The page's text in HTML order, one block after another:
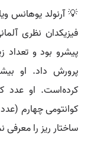
فیزیکدان نظری
پیشرو بود و تعداد
پرورش داد. او
کرده‌است. او عدد
کوانتومی چهارم
ساختار ریز را